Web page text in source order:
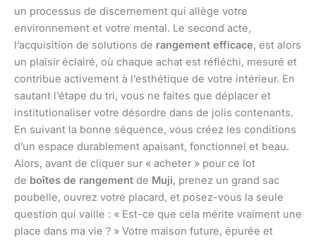
un processus de discernement qui allège votre
environnement et votre mental. Le second acte,
l’acquisition de solutions de rangement efficace, est alors
un plaisir éclairé, où chaque achat est réfléchi, mesuré et
contribue activement à l’esthétique de votre intérieur. En
sautant l’étape du tri, vous ne faites que déplacer et
institutionaliser votre désordre dans de jolis contenants.
En suivant la bonne séquence, vous créez les conditions
d’un espace durablement apaisant, fonctionnel et beau.
Alors, avant de cliquer sur « acheter » pour ce lot
de boîtes de rangement de Muji, prenez un grand sac
poubelle, ouvrez votre placard, et posez-vous la seule
question qui vaille : « Est-ce que cela mérite vraiment une
place dans ma vie ? » Votre maison future, épurée et